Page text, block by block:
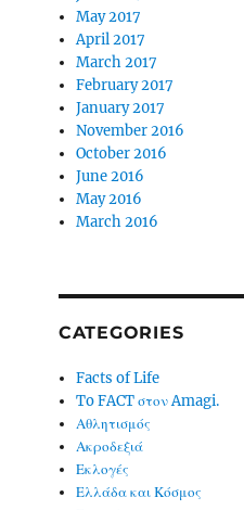
May 2017
April 2017
March 2017
February 2017
January 2017
November 2016
October 2016
June 2016
May 2016
March 2016
CATEGORIES
Facts of Life
To FACT στον Amagi.
Αθλητισμός
Ακροδεξιά
Εκλογές
Ελλάδα και Κόσμος